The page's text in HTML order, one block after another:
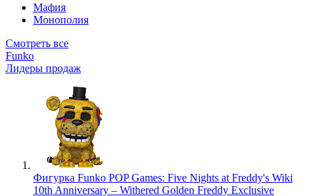
Мафия
Монополия
Смотреть все
Funko
Лидеры продаж
Фигурка Funko POP Games: Five Nights at Freddy's Wiki
10th Anniversary – Withered Golden Freddy Exclusive